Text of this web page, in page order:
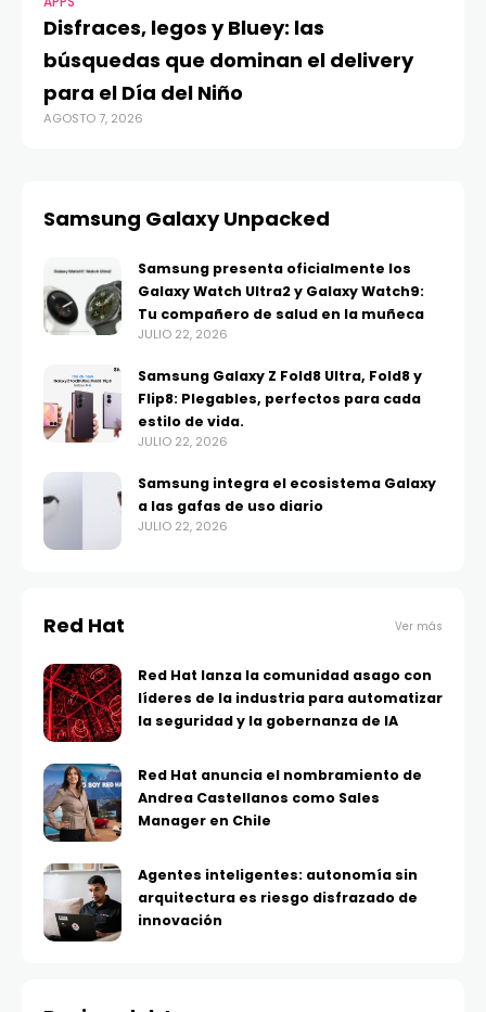
Disfraces, legos y Bluey: las
búsquedas que dominan el delivery
para el Día del Niño
AGOSTO 7, 2026
Samsung Galaxy Unpacked
Samsung presenta oficialmente los
Galaxy Watch Ultra2 y Galaxy Watch9:
Tu compañero de salud en la muñeca
JULIO 22, 2026
Samsung Galaxy Z Fold8 Ultra, Fold8 y
Flip8: Plegables, perfectos para cada
estilo de vida.
JULIO 22, 2026
Samsung integra el ecosistema Galaxy
a las gafas de uso diario
JULIO 22, 2026
Red Hat Ver más
Red Hat lanza la comunidad asago con
líderes de la industria para automatizar
la seguridad y la gobernanza de IA
Red Hat anuncia el nombramiento de
Andrea Castellanos como Sales
Manager en Chile
Agentes inteligentes: autonomía sin
arquitectura es riesgo disfrazado de
innovación